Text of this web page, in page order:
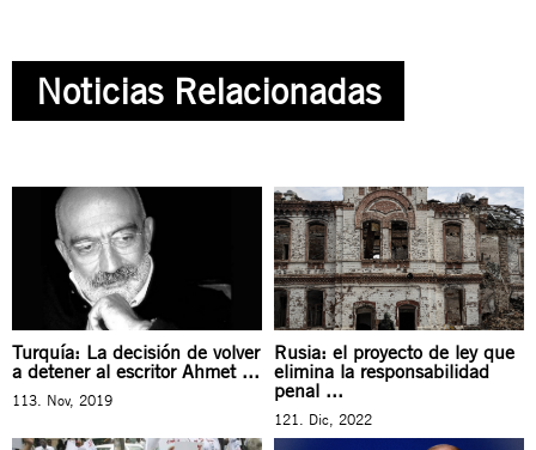
Noticias Relacionadas
Turquía: La decisión de volver
a detener al escritor Ahmet ...
113. Nov, 2019
Rusia: el proyecto de ley que
elimina la responsabilidad
penal ...
121. Dic, 2022